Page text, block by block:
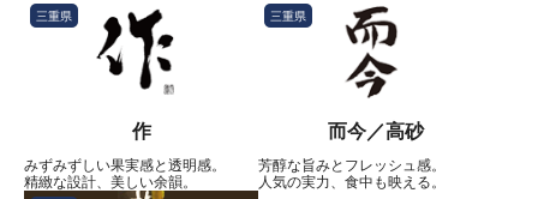
三重県
作
みずみずしい果実感と透明感。
精緻な設計、美しい余韻。
三重県
而今／高砂
芳醇な旨みとフレッシュ感。
人気の実力、食中も映える。